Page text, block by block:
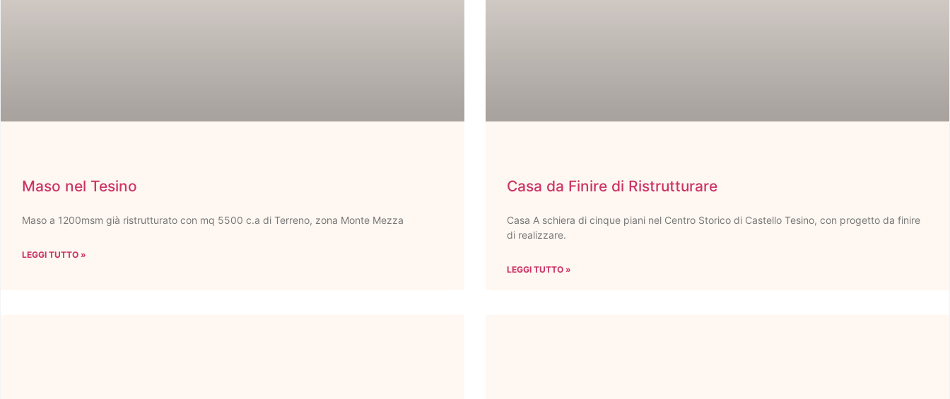
Maso nel Tesino
Maso a 1200msm già ristrutturato con mq 5500 c.a di Terreno, zona Monte Mezza
LEGGI TUTTO »
Casa da Finire di Ristrutturare
Casa A schiera di cinque piani nel Centro Storico di Castello Tesino, con progetto da finire
di realizzare.
LEGGI TUTTO »